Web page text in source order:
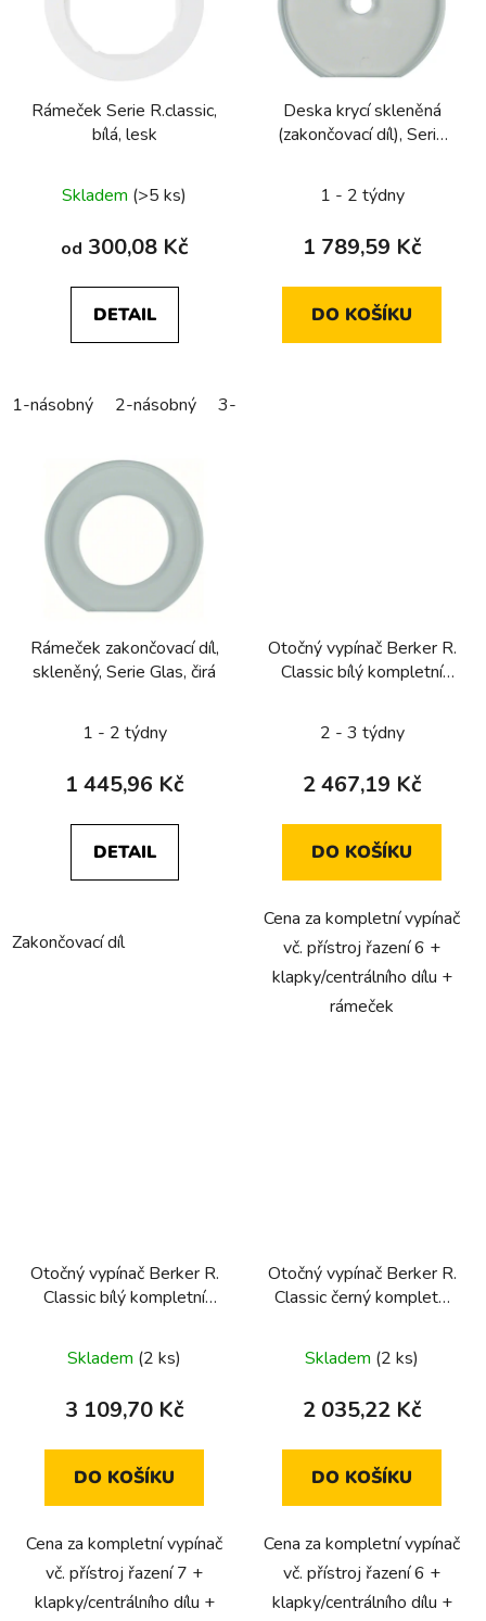
Rámeček Serie R.classic,
bílá, lesk
Skladem (>5 ks)
od 300,08 Kč
DETAIL
1-násobný 2-násobný 3-násobný
Deska krycí skleněná
(zakončovací díl), Serie
1 - 2 týdny
1 789,59 Kč
DO KOŠÍKU
Rámeček zakončovací díl,
skleněný, Serie Glas, čirá
1 - 2 týdny
1 445,96 Kč
DETAIL
Zakončovací díl
Otočný vypínač Berker R.
Classic bílý kompletní
2 - 3 týdny
2 467,19 Kč
DO KOŠÍKU
Cena za kompletní vypínač
vč. přístroj řazení 6 +
klapky/centrálního dílu +
rámeček
Otočný vypínač Berker R.
Classic bílý kompletní
Skladem (2 ks)
3 109,70 Kč
DO KOŠÍKU
Cena za kompletní vypínač
vč. přístroj řazení 7 +
klapky/centrálního dílu +
Otočný vypínač Berker R.
Classic černý kompletní
Skladem (2 ks)
2 035,22 Kč
DO KOŠÍKU
Cena za kompletní vypínač
vč. přístroj řazení 6 +
klapky/centrálního dílu +